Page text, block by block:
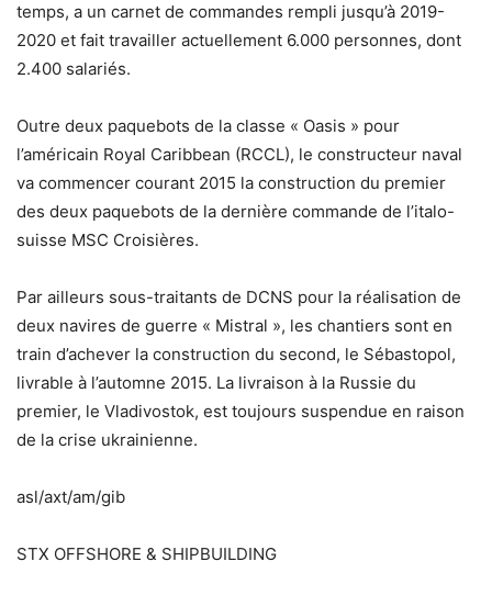
temps, a un carnet de commandes rempli jusqu’à 2019-
2020 et fait travailler actuellement 6.000 personnes, dont
2.400 salariés.
Outre deux paquebots de la classe « Oasis » pour
l’américain Royal Caribbean (RCCL), le constructeur naval
va commencer courant 2015 la construction du premier
des deux paquebots de la dernière commande de l’italo-
suisse MSC Croisières.
Par ailleurs sous-traitants de DCNS pour la réalisation de
deux navires de guerre « Mistral », les chantiers sont en
train d’achever la construction du second, le Sébastopol,
livrable à l’automne 2015. La livraison à la Russie du
premier, le Vladivostok, est toujours suspendue en raison
de la crise ukrainienne.
asl/axt/am/gib
STX OFFSHORE & SHIPBUILDING